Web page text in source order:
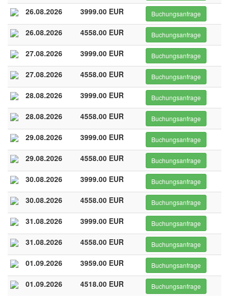
26.08.2026 3999.00 EUR Buchungsanfrage
26.08.2026 4558.00 EUR Buchungsanfrage
27.08.2026 3999.00 EUR Buchungsanfrage
27.08.2026 4558.00 EUR Buchungsanfrage
28.08.2026 3999.00 EUR Buchungsanfrage
28.08.2026 4558.00 EUR Buchungsanfrage
29.08.2026 3999.00 EUR Buchungsanfrage
29.08.2026 4558.00 EUR Buchungsanfrage
30.08.2026 3999.00 EUR Buchungsanfrage
30.08.2026 4558.00 EUR Buchungsanfrage
31.08.2026 3999.00 EUR Buchungsanfrage
31.08.2026 4558.00 EUR Buchungsanfrage
01.09.2026 3959.00 EUR Buchungsanfrage
01.09.2026 4518.00 EUR Buchungsanfrage